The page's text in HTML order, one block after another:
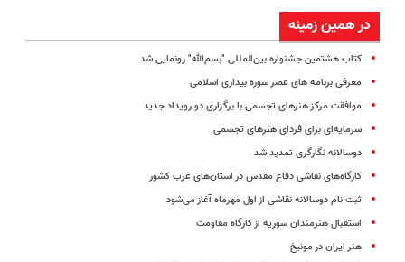
در همین زمینه
کتاب هشتمین جشنواره بین‌المللی "بسم‌الله" رونمایی شد
معرفی برنامه های‌ عصر سوره بیداری اسلامی
موافقت مرکز هنرهای تجسمی با برگزاری دو رویداد جدید
سرمایه‌ای برای فردای هنرهای تجسمی
دوسالانه نگارگری تمدید شد
کارگاه‌های نقاشی دفاع مقدس در استان‌های‌ غرب ‌کشور
ثبت‌ نام دوسالانه نقاشی از اول مهرماه آغاز می‌شود
استقبال هنرمندان سوریه از کارگاه مقاومت
هنر ایران در مونیخ